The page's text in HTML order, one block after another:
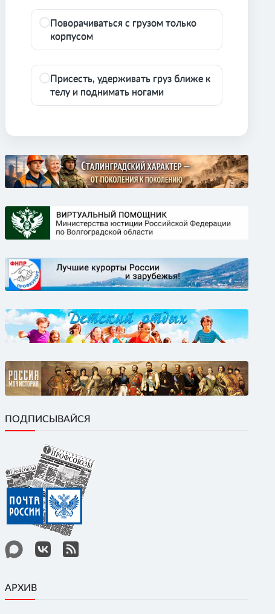
Поворачиваться с грузом только
корпусом
Присесть, удерживать груз ближе к
телу и поднимать ногами
ПОДПИСЫВАЙСЯ
АРХИВ